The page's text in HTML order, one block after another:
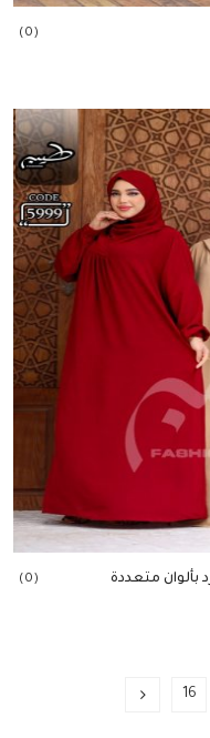
(0)
متعددة (0)
16